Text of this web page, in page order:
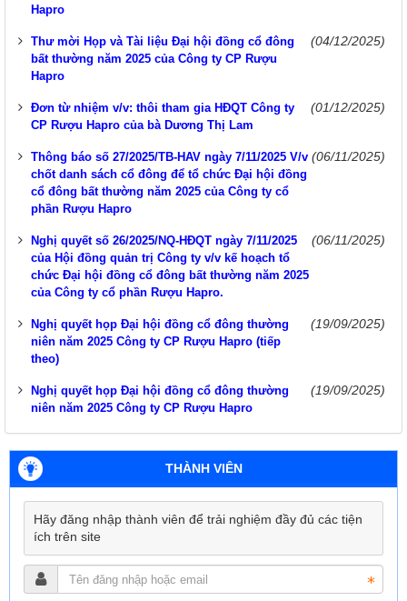
Hapro
Thư mời Họp và Tài liệu Đại hội đồng cổ đông
bất thường năm 2025 của Công ty CP Rượu
Hapro
(04/12/2025)
Đơn từ nhiệm v/v: thôi tham gia HĐQT Công ty
CP Rượu Hapro của bà Dương Thị Lam
(01/12/2025)
Thông báo số 27/2025/TB-HAV ngày 7/11/2025 V/v
chốt danh sách cổ đông để tổ chức Đại hội đồng
cổ đông bất thường năm 2025 của Công ty cổ
phần Rượu Hapro
(06/11/2025)
Nghị quyết số 26/2025/NQ-HĐQT ngày 7/11/2025
của Hội đồng quản trị Công ty v/v kế hoạch tổ
chức Đại hội đồng cổ đông bất thường năm 2025
của Công ty cổ phần Rượu Hapro.
(06/11/2025)
Nghị quyết họp Đại hội đồng cổ đông thường
niên năm 2025 Công ty CP Rượu Hapro (tiếp
theo)
(19/09/2025)
Nghị quyết họp Đại hội đồng cổ đông thường
niên năm 2025 Công ty CP Rượu Hapro
(19/09/2025)
THÀNH VIÊN
Hãy đăng nhập thành viên để trải nghiệm đầy đủ các tiện
ích trên site